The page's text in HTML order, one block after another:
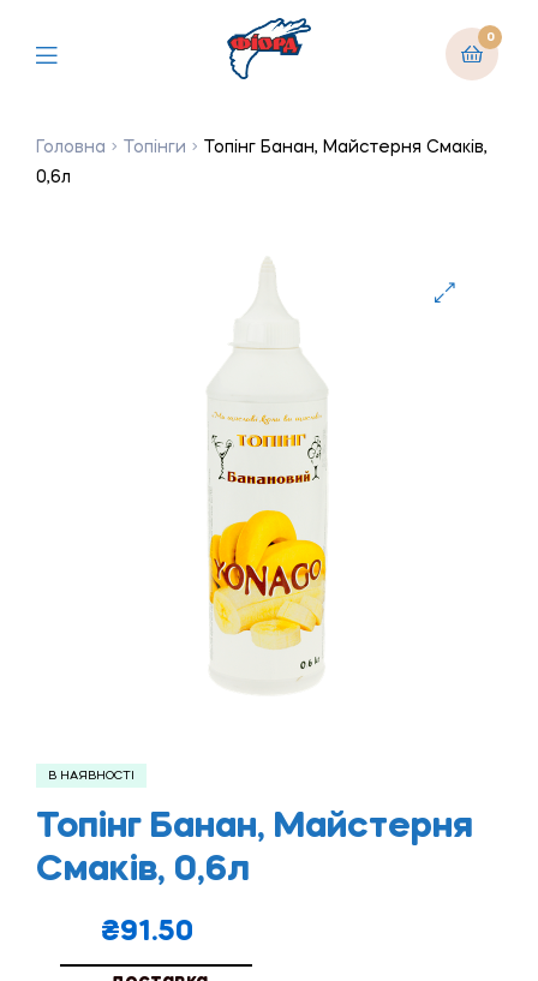
0
Головна Топінги
Топінг Банан, Майстерня Смаків,
0,6л
В НАЯВНОСТІ
Топінг Банан, Майстерня
Смаків, 0,6л
₴91.50